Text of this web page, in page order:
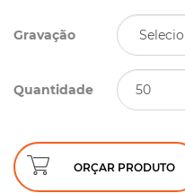
Gravação
Quantidade
ORÇAR PRODUTO